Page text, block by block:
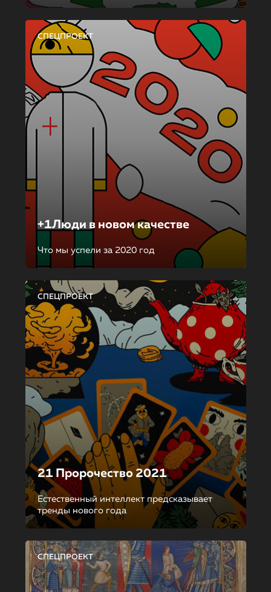
СПЕЦПРОЕКТ
+1Люди в новом качестве
Что мы успели за 2020 год
СПЕЦПРОЕКТ
21 Пророчество 2021
Естественный интеллект предсказывает
тренды нового года
СПЕЦПРОЕКТ